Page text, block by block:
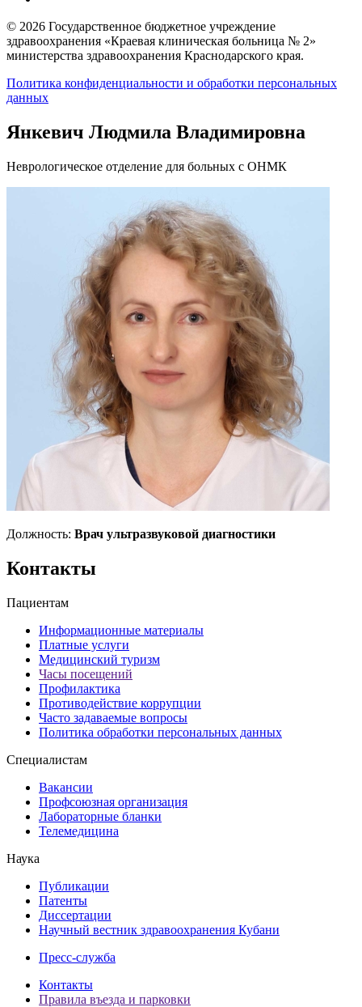
© 2026 Государственное бюджетное учреждение
здравоохранения «Краевая клиническая больница № 2»
министерства здравоохранения Краснодарского края.
Политика конфиденциальности и обработки персональных
данных
Янкевич Людмила Владимировна
Неврологическое отделение для больных с ОНМК
Должность: Врач ультразвуковой диагностики
Контакты
Пациентам
Информационные материалы
Платные услуги
Медицинский туризм
Часы посещений
Профилактика
Противодействие коррупции
Часто задаваемые вопросы
Политика обработки персональных данных
Специалистам
Вакансии
Профсоюзная организация
Лабораторные бланки
Телемедицина
Наука
Публикации
Патенты
Диссертации
Научный вестник здравоохранения Кубани
Пресс-служба
Контакты
Правила въезда и парковки